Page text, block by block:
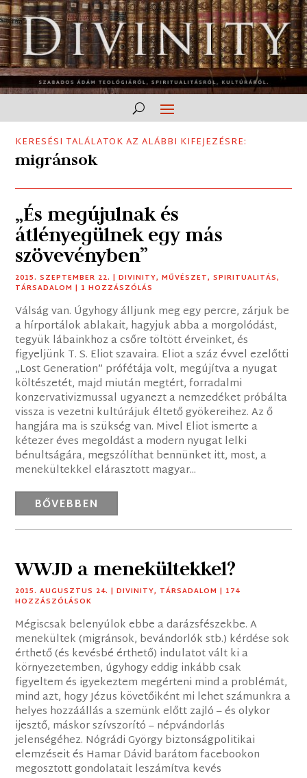
KERESÉSI TALÁLATOK AZ ALÁBBI KIFEJEZÉSRE:
migránsok
„És megújulnak és
átlényegülnek egy más
szövevényben”
2015. SZEPTEMBER 22. |DIVINITY,MŰVÉSZET,SPIRITUALITÁS,
TÁRSADALOM | 1 HOZZÁSZÓLÁS
Válság van. Úgyhogy álljunk meg egy percre, zárjuk be
a hírportálok ablakait, hagyjuk abba a morgolódást,
tegyük lábainkhoz a csőre töltött érveinket, és
figyeljünk T. S. Eliot szavaira. Eliot a száz évvel ezelőtti
„Lost Generation” prófétája volt, megújítva a nyugat
költészetét, majd miután megtért, forradalmi
konzervativizmussal ugyanezt a nemzedéket próbálta
vissza is vezetni kultúrájuk éltető gyökereihez. Az ő
hangjára ma is szükség van. Mivel Eliot ismerte a
kétezer éves megoldást a modern nyugat lelki
bénultságára, megszólíthat bennünket itt, most, a
menekültekkel elárasztott magyar...
BŐVEBBEN
WWJD a menekültekkel?
2015. AUGUSZTUS 24. |DIVINITY, TÁRSADALOM | 174
HOZZÁSZÓLÁSOK
Mégiscsak belenyúlok ebbe a darázsfészekbe. A
menekültek (migránsok, bevándorlók stb.) kérdése sok
érthető (és kevésbé érthető) indulatot vált ki a
környezetemben, úgyhogy eddig inkább csak
figyeltem és igyekeztem megérteni mind a problémát,
mind azt, hogy Jézus követőiként mi lehet számunkra a
helyes hozzáállás a szemünk előtt zajló – és olykor
ijesztő, máskor szívszorító – népvándorlás
jelenségéhez. Nógrádi György biztonságpolitikai
elemzéseit és Hamar Dávid barátom facebookon
megosztott gondolatait leszámítva kevés